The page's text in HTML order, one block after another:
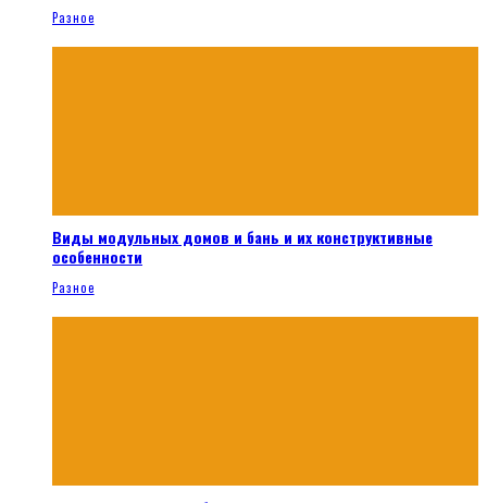
Разное
Виды модульных домов и бань и их конструктивные
особенности
Разное